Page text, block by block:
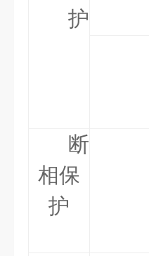
护
断
相保
护